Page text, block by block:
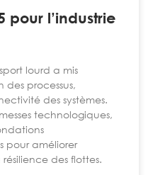
pour l’industrie
lourd a mis
des processus,
des systèmes.
technologiques,
pour améliorer
des flottes.